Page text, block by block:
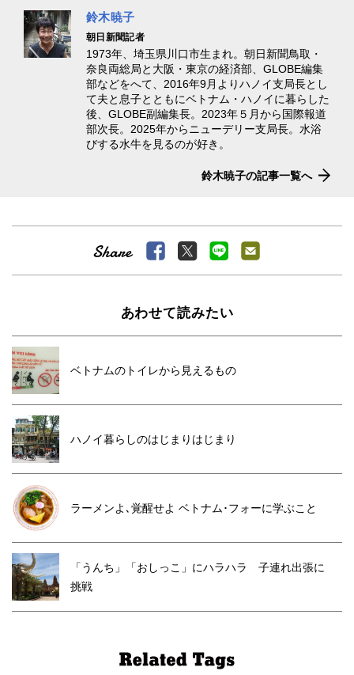
鈴木暁子
朝日新聞記者
1973年、埼玉県川口市生まれ。朝日新聞鳥取・
奈良両総局と大阪・東京の経済部、GLOBE編集
部などをへて、2016年9月よりハノイ支局長とし
て夫と息子とともにベトナム・ハノイに暮らした
後、GLOBE副編集長。2023年５月から国際報道
部次長。2025年からニューデリー支局長。水浴
びする水牛を見るのが好き。
鈴木暁子の記事一覧へ
あわせて読みたい
ベトナムのトイレから見えるもの
ハノイ暮らしのはじまりはじまり
ラーメンよ､覚醒せよ ベトナム･フォーに学ぶこと
「うんち」「おしっこ」にハラハラ 子連れ出張に
挑戦